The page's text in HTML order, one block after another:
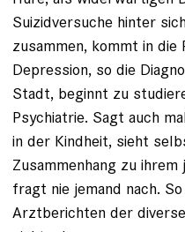
Suizidversuche hinter
zusammen, kommt in die
Depression, so die
Stadt, beginnt zu
Psychiatrie. Sagt auch
in der Kindheit, sieht
Zusammenhang zu
fragt nie jemand nach.
Arztberichten der